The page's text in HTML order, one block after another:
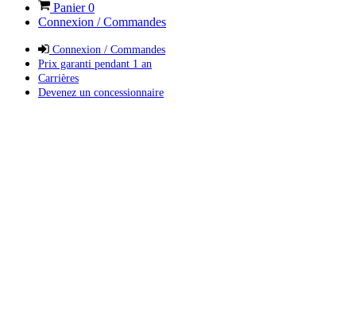
Panier0
Connexion / Commandes
Connexion / Commandes
Prix garanti pendant 1 an
Carrières
Devenez un concessionnaire